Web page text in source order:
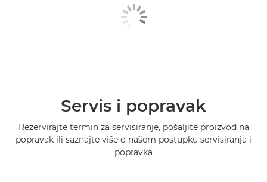
Servis i popravak
Rezervirajte termin za servisiranje, pošaljite proizvod na
popravak ili saznajte više o našem postupku servisiranja i
popravka